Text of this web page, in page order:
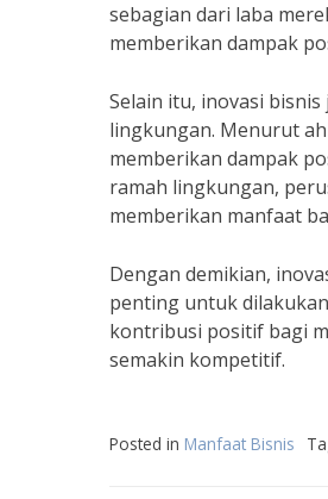
sebagian dari laba
memberikan dampak
Selain itu, inovasi
lingkungan. Menurut
memberikan dampak
ramah lingkungan,
memberikan manfaat
Dengan demikian,
penting untuk
kontribusi positif bagi
semakin kompetitif.
Posted in Manfaat Bisnis